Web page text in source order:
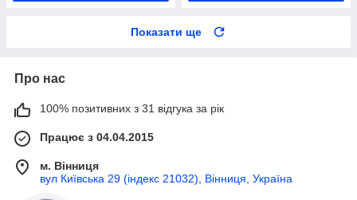
Показати ще
Про нас
100% позитивних з 31 відгука за рік
Працює з 04.04.2015
м. Вінниця
вул Київська 29 (індекс 21032), Вінниця, Україна